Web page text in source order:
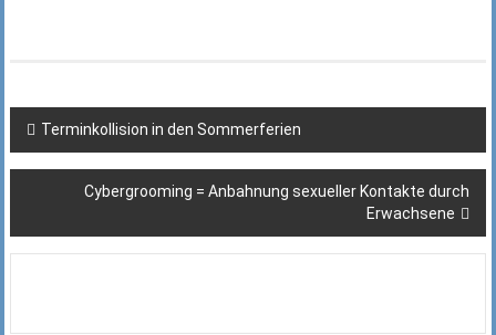
Beitragsnavigation
Terminkollision in den Sommerferien
Cybergrooming = Anbahnung sexueller Kontakte durch
Erwachsene